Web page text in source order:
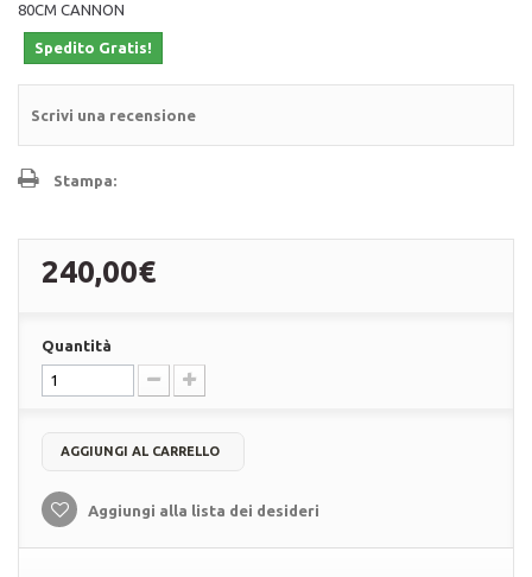
80CM CANNON
Spedito Gratis!
Scrivi una recensione
Stampa:
240,00€
Quantità
AGGIUNGI AL CARRELLO
Aggiungi alla lista dei desideri